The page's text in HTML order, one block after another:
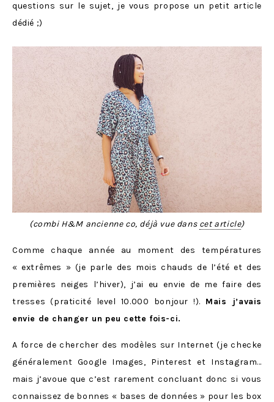
questions sur le sujet, je vous propose un petit article
dédié ;)
(combi H&M ancienne co, déjà vue dans cet article)
Comme chaque année au moment des températures
« extrêmes » (je parle des mois chauds de l’été et des
premières neiges l’hiver), j’ai eu envie de me faire des
tresses (praticité level 10.000 bonjour !). Mais j’avais
envie de changer un peu cette fois-ci.
A force de chercher des modèles sur Internet (je checke
généralement Google Images, Pinterest et Instagram…
mais j’avoue que c’est rarement concluant donc si vous
connaissez de bonnes « bases de données » pour les box